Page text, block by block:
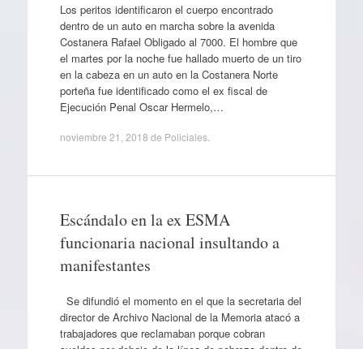
Los peritos identificaron el cuerpo encontrado
dentro de un auto en marcha sobre la avenida
Costanera Rafael Obligado al 7000. El hombre que
el martes por la noche fue hallado muerto de un tiro
en la cabeza en un auto en la Costanera Norte
porteña fue identificado como el ex fiscal de
Ejecución Penal Oscar Hermelo,…
noviembre 21, 2018 de Policiales.
Escándalo en la ex ESMA
funcionaria nacional insultando a
manifestantes
Se difundió el momento en el que la secretaria del
director de Archivo Nacional de la Memoria atacó a
trabajadores que reclamaban porque cobran